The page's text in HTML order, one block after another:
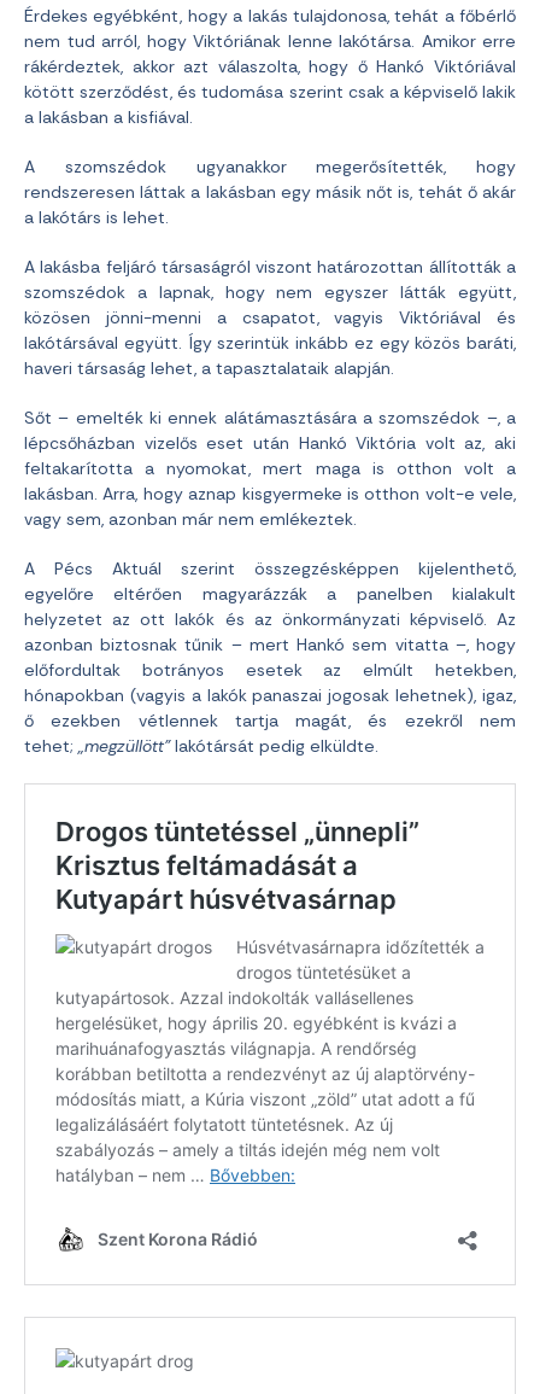
Érdekes egyébként, hogy a lakás tulajdonosa, tehát a főbérlő
nem tud arról, hogy Viktóriának lenne lakótársa. Amikor erre
rákérdeztek, akkor azt válaszolta, hogy ő Hankó Viktóriával
kötött szerződést, és tudomása szerint csak a képviselő lakik
a lakásban a kisfiával.
A szomszédok ugyanakkor megerősítették, hogy
rendszeresen láttak a lakásban egy másik nőt is, tehát ő akár
a lakótárs is lehet.
A lakásba feljáró társaságról viszont határozottan állították a
szomszédok a lapnak, hogy nem egyszer látták együtt,
közösen jönni-menni a csapatot, vagyis Viktóriával és
lakótársával együtt. Így szerintük inkább ez egy közös baráti,
haveri társaság lehet, a tapasztalataik alapján.
Sőt – emelték ki ennek alátámasztására a szomszédok –, a
lépcsőházban vizelős eset után Hankó Viktória volt az, aki
feltakarította a nyomokat, mert maga is otthon volt a
lakásban. Arra, hogy aznap kisgyermeke is otthon volt-e vele,
vagy sem, azonban már nem emlékeztek.
A Pécs Aktuál szerint összegzésképpen kijelenthető,
egyelőre eltérően magyarázzák a panelben kialakult
helyzetet az ott lakók és az önkormányzati képviselő. Az
azonban biztosnak tűnik – mert Hankó sem vitatta –, hogy
előfordultak botrányos esetek az elmúlt hetekben,
hónapokban (vagyis a lakók panaszai jogosak lehetnek), igaz,
ő ezekben vétlennek tartja magát, és ezekről nem
tehet; „megzüllött”lakótársát pedig elküldte.